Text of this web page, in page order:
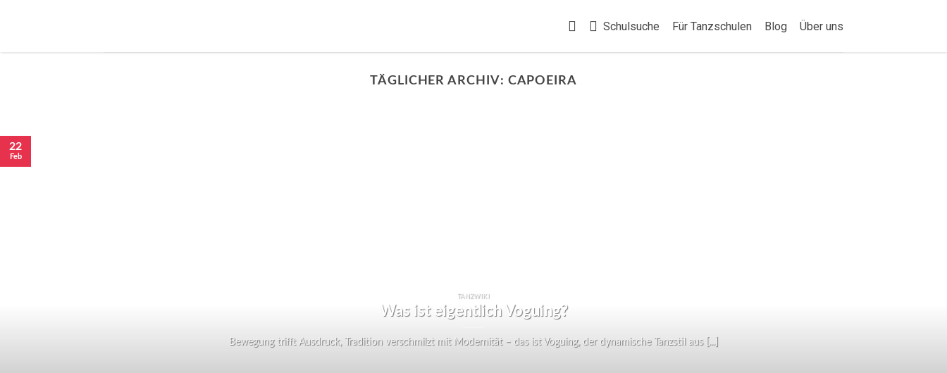
Schulsuche Für Tanzschulen Blog Über uns
TÄGLICHER ARCHIV: CAPOEIRA
TANZWIKI
Was ist eigentlich Voguing?
Bewegung trifft Ausdruck, Tradition verschmilzt mit Modernität – das ist Voguing, der dynamische Tanzstil aus [...]
22
Feb